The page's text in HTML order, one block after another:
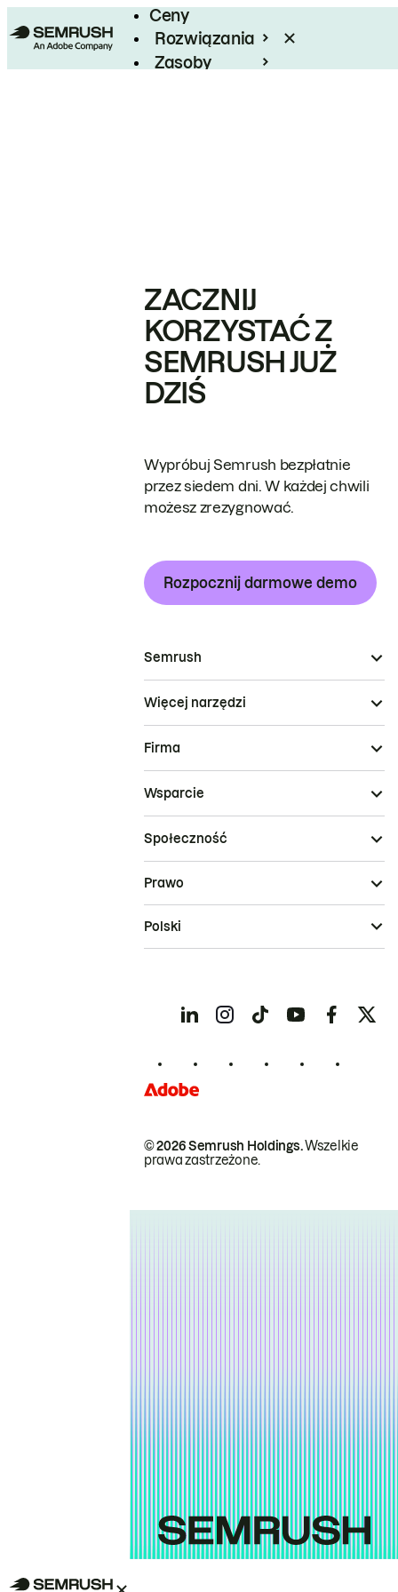
Ceny
Rozwiązania
Zasoby
ZACZNIJ
KORZYSTAĆ Z
SEMRUSH JUŻ
DZIŚ
Wypróbuj Semrush bezpłatnie
przez siedem dni. W każdej chwili
możesz zrezygnować.
Rozpocznij darmowe demo
Semrush
Więcej narzędzi
Firma
Wsparcie
Społeczność
© 2026 Semrush Holdings.Wszelkie
prawa zastrzeżone.
Prawo
Polski